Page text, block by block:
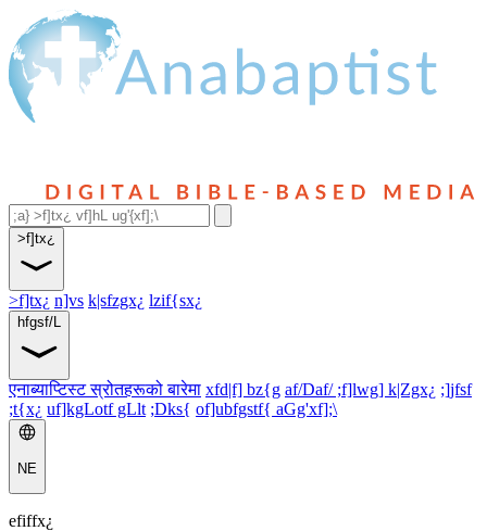
>f]tx¿
>f]tx¿ n]vs k|sfzgx¿ lzif{sx¿
hfgsf/L
एनाब्याप्टिस्ट स्रोतहरूको बारेमा xfd|f] bz{g af/Daf/ ;f]lwg] k|Zgx¿ ;]jfsf
;t{x¿ uf]kgLotf gLlt ;Dks{ of]ubfgstf{ aGg'xf];\
NE
efiffx¿